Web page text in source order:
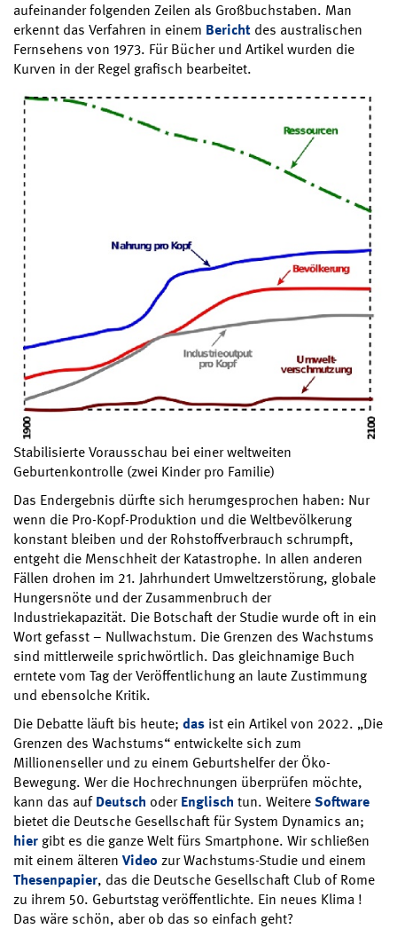
aufeinander folgenden Zeilen als Großbuchstaben. Man
erkennt das Verfahren in einem Bericht des australischen
Fernsehens von 1973. Für Bücher und Artikel wurden die
Kurven in der Regel grafisch bearbeitet.
Stabilisierte Vorausschau bei einer weltweiten
Geburtenkontrolle (zwei Kinder pro Familie)
Das Endergebnis dürfte sich herumgesprochen haben: Nur
wenn die Pro-Kopf-Produktion und die Weltbevölkerung
konstant bleiben und der Rohstoffverbrauch schrumpft,
entgeht die Menschheit der Katastrophe. In allen anderen
Fällen drohen im 21. Jahrhundert Umweltzerstörung, globale
Hungersnöte und der Zusammenbruch der
Industriekapazität. Die Botschaft der Studie wurde oft in ein
Wort gefasst – Nullwachstum. Die Grenzen des Wachstums
sind mittlerweile sprichwörtlich. Das gleichnamige Buch
erntete vom Tag der Veröffentlichung an laute Zustimmung
und ebensolche Kritik.
Die Debatte läuft bis heute; das ist ein Artikel von 2022. „Die
Grenzen des Wachstums“ entwickelte sich zum
Millionenseller und zu einem Geburtshelfer der Öko-
Bewegung. Wer die Hochrechnungen überprüfen möchte,
kann das aufDeutsch oderEnglisch tun. WeitereSoftware
bietet die Deutsche Gesellschaft für System Dynamics an;
hier gibt es die ganze Welt fürs Smartphone. Wir schließen
mit einem älteren Video zur Wachstums-Studie und einem
Thesenpapier, das die Deutsche Gesellschaft Club of Rome
zu ihrem 50. Geburtstag veröffentlichte. Ein neues Klima !
Das wäre schön, aber ob das so einfach geht?